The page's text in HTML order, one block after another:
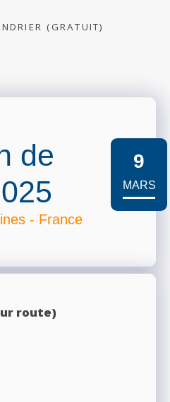
(GRATUIT)
de
- France
9
MARS
route)